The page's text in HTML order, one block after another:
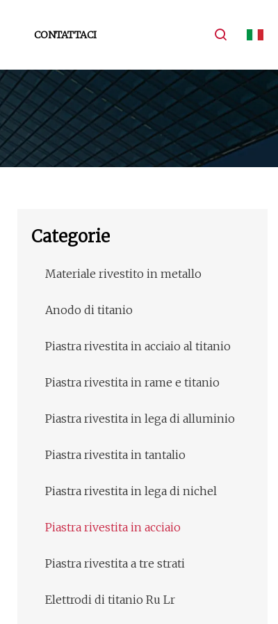
CONTATTACI
Categorie
Materiale rivestito in metallo
Anodo di titanio
Piastra rivestita in acciaio al titanio
Piastra rivestita in rame e titanio
Piastra rivestita in lega di alluminio
Piastra rivestita in tantalio
Piastra rivestita in lega di nichel
Piastra rivestita in acciaio
Piastra rivestita a tre strati
Elettrodi di titanio Ru Lr